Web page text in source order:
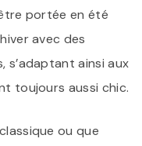
portée en été
avec des
ainsi aux
toujours aussi chic.
ou que